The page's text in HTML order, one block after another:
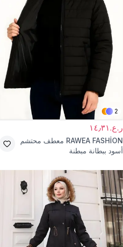
2
ر.ع.١٤٫٣١
RAWEA FASHİON معطف محتشم
أسود ببطانة مبطنة